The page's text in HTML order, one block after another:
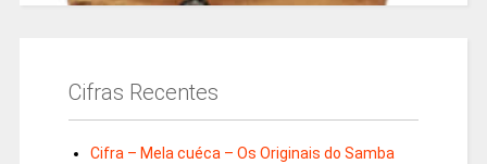
Cifras Recentes
Cifra – Mela cuéca – Os Originais do Samba